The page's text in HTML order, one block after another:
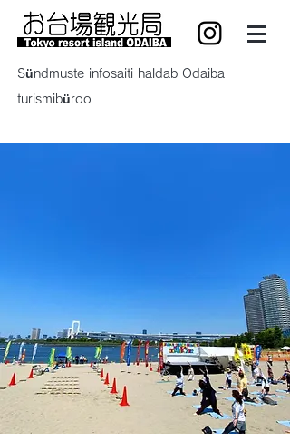
Sündmuste infosaiti haldab Odaiba
turismibüroo